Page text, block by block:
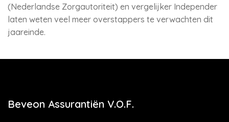
(Nederlandse Zorgautoriteit) en vergelijker Independer
laten weten veel meer overstappers te verwachten dit
jaareinde.
Beveon Assurantiën V.O.F.